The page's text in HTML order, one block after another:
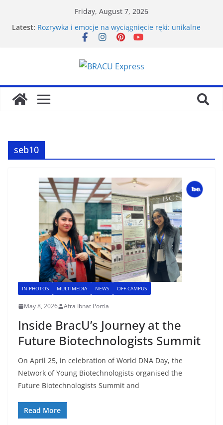
Friday, August 7, 2026
Latest: Rozrywka i emocje na wyciągnięcie ręki: unikalne
kasyna online z łatwą i bezpieczną płatnością za
Ανάλυση Ιπποδρομιακών Στοιχηματικών
Στρατηγικών στο Bet Gate: Προβλέψεις & Τακτικές
Navigating the 9kboss app feels unexpectedly
effortless from the first tap
Test Post Created
seb10
IN PHOTOS MULTIMEDIA NEWS OFF-CAMPUS
May 8, 2026 Afra Ibnat Portia
Inside BracU’s Journey at the
Future Biotechnologists Summit
On April 25, in celebration of World DNA Day, the
Network of Young Biotechnologists organised the
Future Biotechnologists Summit and
Read More